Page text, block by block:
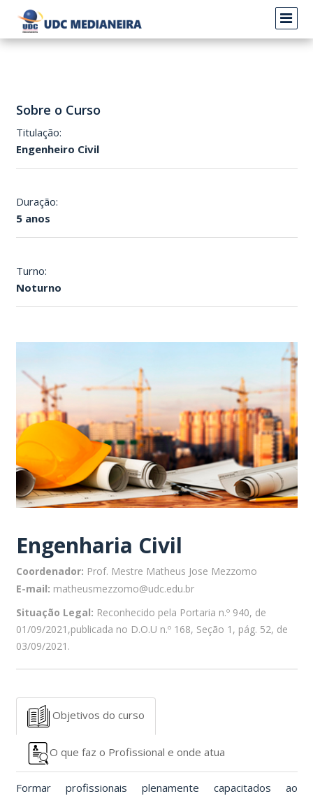
Sobre o Curso
Titulação:
Engenheiro Civil
Duração:
5 anos
Turno:
Noturno
Engenharia Civil
Coordenador: Prof. Mestre Matheus Jose Mezzomo
E-mail: matheusmezzomo@udc.edu.br
Situação Legal: Reconhecido pela Portaria n.º 940, de
01/09/2021,publicada no D.O.U n.º 168, Seção 1, pág. 52, de
03/09/2021.
Objetivos do curso
O que faz o Profissional e onde atua
Formar profissionais plenamente capacitados ao